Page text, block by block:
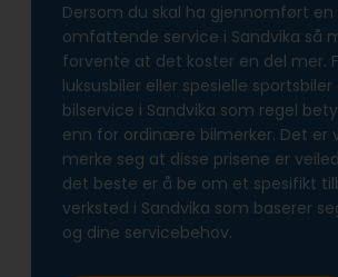
Dersom du skal ha gjennomført
omfattende service i Sandvika så
forvente at det koster en del mer.
luksusbiler eller spesielle
bilservice i Sandvika som regel
enn for ordinære bilmerker. Det er
merke seg at disse prisene er
det beste er å be om et spesifikt
verksted i Sandvika som baserer
og dine servicebehov.